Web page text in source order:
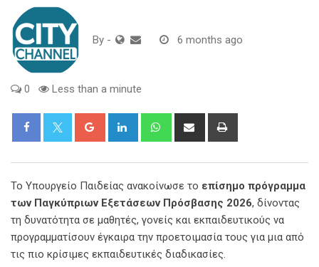
By - 6 months ago
0 Less than a minute
Google+ LinkedIn WhatsappShare
Το Υπουργείο Παιδείας ανακοίνωσε το επίσημο πρόγραμμα
των Παγκύπριων Εξετάσεων Πρόσβασης 2026, δίνοντας
τη δυνατότητα σε μαθητές, γονείς και εκπαιδευτικούς να
προγραμματίσουν έγκαιρα την προετοιμασία τους για μια από
τις πιο κρίσιμες εκπαιδευτικές διαδικασίες.